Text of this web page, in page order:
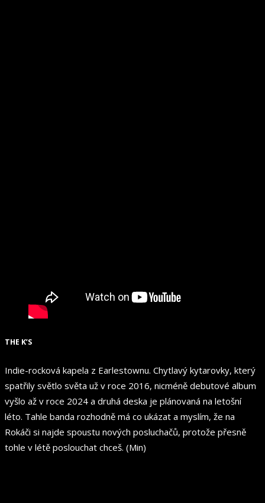
THE K’S
Indie-rocková kapela z Earlestownu. Chytlavý kytarovky, který
spatřily světlo světa už v roce 2016, nicméně debutové album
vyšlo až v roce 2024 a druhá deska je plánovaná na letošní
léto. Tahle banda rozhodně má co ukázat a myslím, že na
Rokáči si najde spoustu nových posluchačů, protože přesně
tohle v létě poslouchat chceš. (Min)